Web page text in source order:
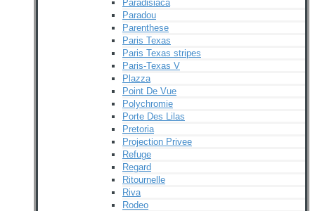
Paradisiaca
Paradou
Parenthese
Paris Texas
Paris Texas stripes
Paris-Texas V
Plazza
Point De Vue
Polychromie
Porte Des Lilas
Pretoria
Projection Privee
Refuge
Regard
Ritournelle
Riva
Rodeo